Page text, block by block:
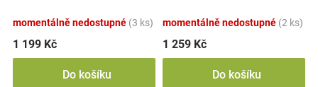
momentálně nedostupné (3 ks)
1 199 Kč
Do košíku
momentálně nedostupné (2 ks)
1 259 Kč
Do košíku